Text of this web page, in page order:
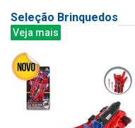
Seleção Brinquedos
Veja mais